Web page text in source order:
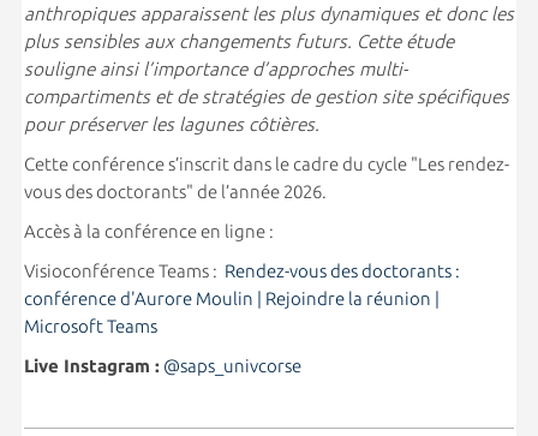
anthropiques apparaissent les plus dynamiques et donc les
plus sensibles aux changements futurs. Cette étude
souligne ainsi l’importance d’approches multi-
compartiments et de stratégies de gestion site spécifiques
pour préserver les lagunes côtières.
Cette conférence s’inscrit dans le cadre du cycle "Les rendez-
vous des doctorants" de l’année 2026.
Accès à la conférence en ligne :
Visioconférence Teams : Rendez-vous des doctorants :
conférence d'Aurore Moulin | Rejoindre la réunion |
Microsoft Teams
Live Instagram : @saps_univcorse